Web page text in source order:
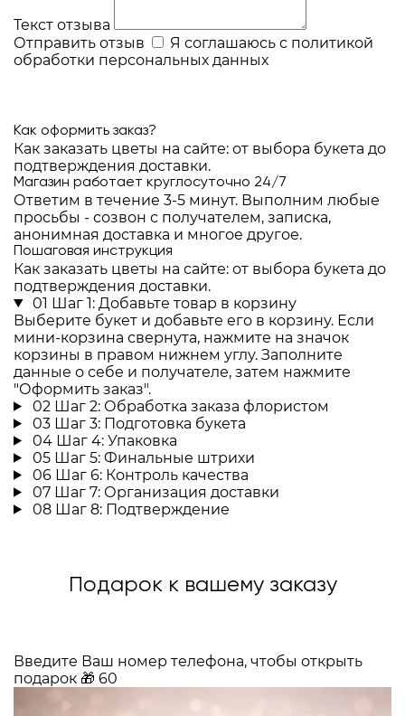
Текст отзыва
Отправить отзыв
Я соглашаюсь с политикой
обработки персональных данных
Как оформить заказ?
Как заказать цветы на сайте: от выбора букета до
подтверждения доставки.
Магазин работает круглосуточно 24/7
Ответим в течение 3-5 минут. Выполним любые
просьбы - созвон с получателем, записка,
анонимная доставка и многое другое.
Пошаговая инструкция
Как заказать цветы на сайте: от выбора букета до
подтверждения доставки.
01 Шаг 1: Добавьте товар в корзину
Выберите букет и добавьте его в корзину. Если
мини-корзина свернута, нажмите на значок
корзины в правом нижнем углу. Заполните
данные о себе и получателе, затем нажмите
"Оформить заказ".
02 Шаг 2: Обработка заказа флористом
03 Шаг 3: Подготовка букета
04 Шаг 4: Упаковка
05 Шаг 5: Финальные штрихи
06 Шаг 6: Контроль качества
07 Шаг 7: Организация доставки
08 Шаг 8: Подтверждение
Подарок к вашему заказу
Введите Ваш номер телефона, чтобы открыть
подарок 🎁 60